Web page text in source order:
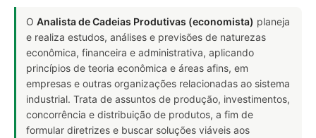
O Analista de Cadeias Produtivas (economista) planeja
e realiza estudos, análises e previsões de naturezas
econômica, financeira e administrativa, aplicando
princípios de teoria econômica e áreas afins, em
empresas e outras organizações relacionadas ao sistema
industrial. Trata de assuntos de produção, investimentos,
concorrência e distribuição de produtos, a fim de
formular diretrizes e buscar soluções viáveis aos